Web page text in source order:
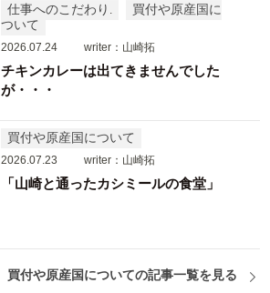
仕事へのこだわり
買付や原産国に
ついて
2026.07.24 writer：山崎拓
チキンカレーは出てきませんでした
が・・・
買付や原産国について
2026.07.23 writer：山崎拓
「山崎と通ったカシミールの食堂」
買付や原産国についての記事一覧を見る